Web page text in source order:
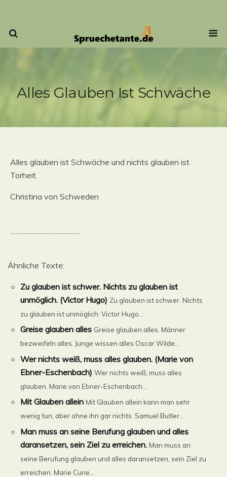
Alles Glauben Ist Schwäche
Alles glauben ist Schwäche und nichts glauben ist
Torheit.
Christina von Schweden
..............................................
Ähnliche Texte:
Zu glauben ist schwer. Nichts zu glauben ist
unmöglich. (Victor Hugo) Zu glauben ist schwer. Nichts
zu glauben ist unmöglich. Victor Hugo...
Greise glauben alles Greise glauben alles. Männer
bezweifeln alles. Junge wissen alles Oscar Wilde...
Wer nichts weiß, muss alles glauben. (Marie von
Ebner-Eschenbach) Wer nichts weiß, muss alles
glauben. Marie von Ebner-Eschenbach...
Mit Glauben allein Mit Glauben allein kann man sehr
wenig tun, aber ohne ihn gar nichts. Samuel Butler...
Man muss an seine Berufung glauben und alles
daransetzen, sein Ziel zu erreichen. Man muss an
seine Berufung glauben und alles daransetzen, sein Ziel zu
erreichen. Marie Curie...